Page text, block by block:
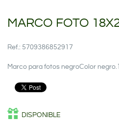
MARCO FOTO
Ref.: 5709386852917
Marco para fotos negroColor
DISPONIBLE